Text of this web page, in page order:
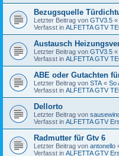
Bezugsquelle
Letzter Beitrag von GTV3.5 «
Verfasst in ALFETTA GTV
Austausch
Letzter Beitrag von GTV3.5 «
Verfasst in ALFETTA GTV
ABE oder Gutachten
Letzter Beitrag von STA « So
Verfasst in ALFETTA GTV
Dellorto
Letzter Beitrag von
Verfasst in ALFETTA GTV
Radmutter für Gtv 6
Letzter Beitrag von antonello
Verfasst in ALFETTA GTV